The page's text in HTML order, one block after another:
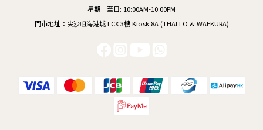
星期一至日: 10:00AM-10:00PM
門市地址：尖沙咀海港城 LCX 3樓 Kiosk 8A (THALLO & WAEKURA)